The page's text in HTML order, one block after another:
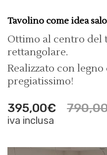
Tavolino come idea
Ottimo al centro del
rettangolare.
Realizzato con
pregiatissimo!
395,00€
iva inclusa